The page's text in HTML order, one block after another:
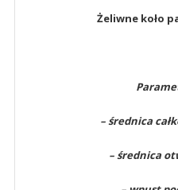
Żeliwne koło
– średnica
– średnica